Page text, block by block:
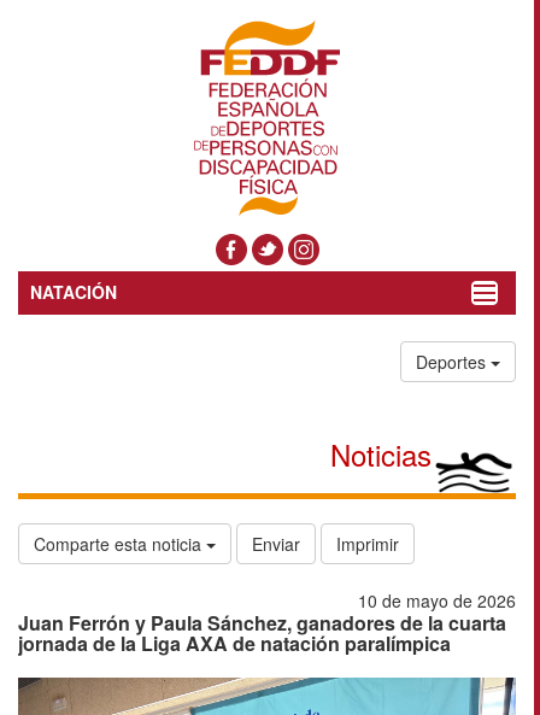
NATACIÓN
Toggle
Deportes
Noticias
Comparte esta noticia Enviar Imprimir
10 de mayo de 2026
Juan Ferrón y Paula Sánchez, ganadores de la cuarta
jornada de la Liga AXA de natación paralímpica